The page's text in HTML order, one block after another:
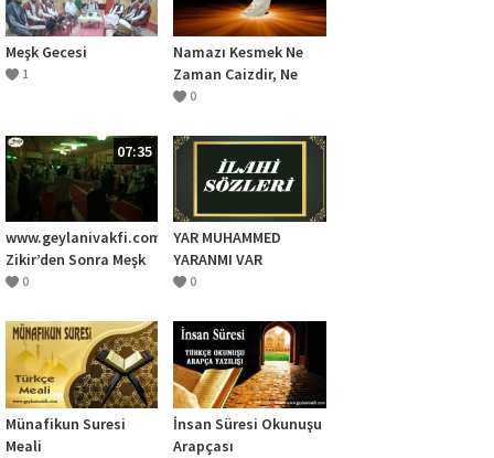
Meşk Gecesi
1
Namazı Kesmek Ne
Zaman Caizdir, Ne
Zaman Değildir?
0
07:35
www.geylanivakfi.com
Zikir’den Sonra Meşk
17 ağustos 2019
0
YAR MUHAMMED
YARANMI VAR
0
Münafikun Suresi
Meali
İnsan Süresi Okunuşu
Arapçası